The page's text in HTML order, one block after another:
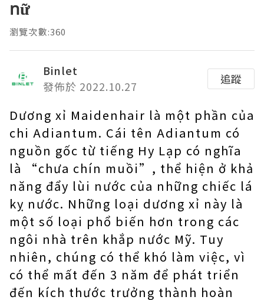
nữ
瀏覽次數:360
Binlet
發佈於 2022.10.27
追蹤
Dương xỉ Maidenhair là một phần của
chi Adiantum. Cái tên Adiantum có
nguồn gốc từ tiếng Hy Lạp có nghĩa
là “chưa chín muồi”, thể hiện ở khả
năng đẩy lùi nước của những chiếc lá
kỵ nước. Những loại dương xỉ này là
một số loại phổ biến hơn trong các
ngôi nhà trên khắp nước Mỹ. Tuy
nhiên, chúng có thể khó làm việc, vì
có thể mất đến 3 năm để phát triển
đến kích thước trưởng thành hoàn